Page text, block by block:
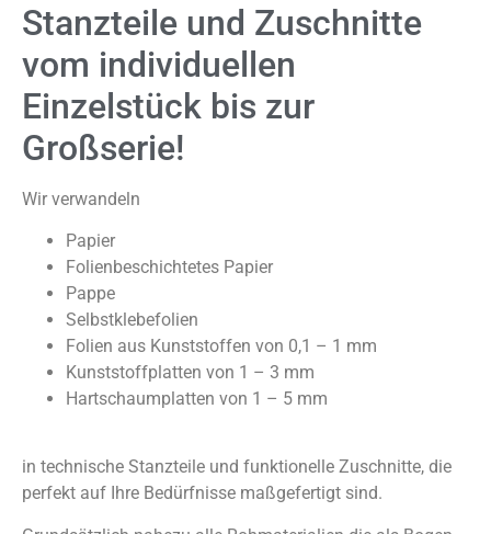
Stanzteile und Zuschnitte
vom individuellen
Einzelstück bis zur
Großserie!
Wir verwandeln
Papier
Folienbeschichtetes Papier
Pappe
Selbstklebefolien
Folien aus Kunststoffen von 0,1 – 1 mm
Kunststoffplatten von 1 – 3 mm
Hartschaumplatten von 1 – 5 mm
in technische Stanzteile und funktionelle Zuschnitte, die
perfekt auf Ihre Bedürfnisse maßgefertigt sind.